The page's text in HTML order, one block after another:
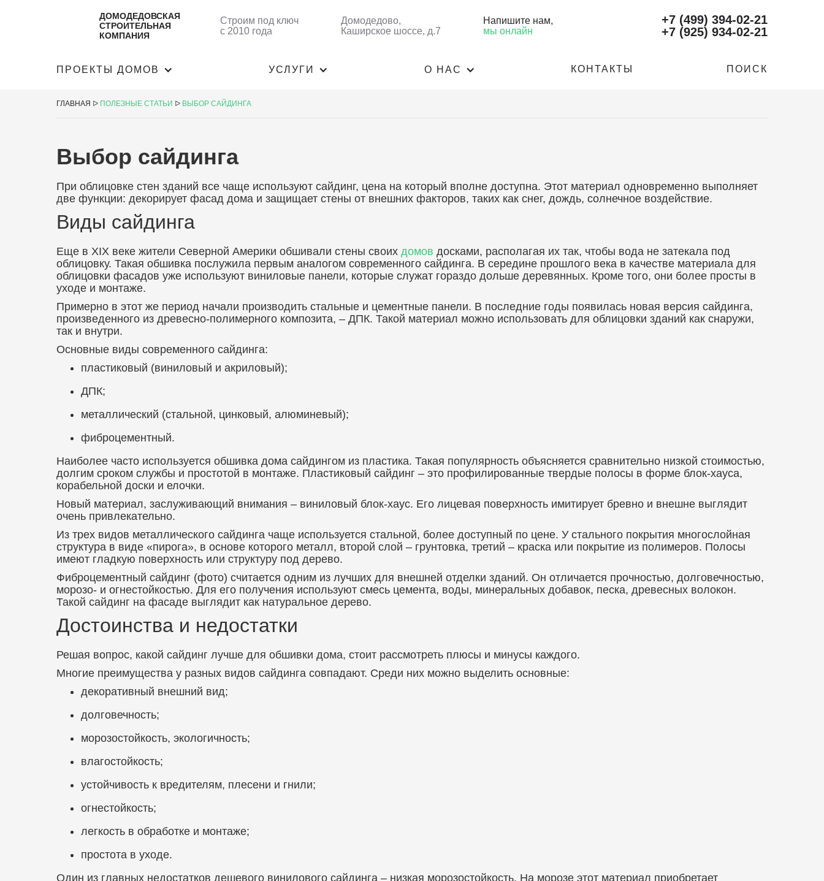
ДОМОДЕДОВСКАЯ
СТРОИТЕЛЬНАЯ
КОМПАНИЯ
Строим под ключ
с 2010 года
Домодедово,
Каширское шоссе, д.7
Напишите нам,
мы онлайн
+7 (499) 394-02-21
+7 (925) 934-02-21
ПРОЕКТЫ ДОМОВ УСЛУГИ О НАС КОНТАКТЫ ПОИСК
ГЛАВНАЯ ᐅ ПОЛЕЗНЫЕ СТАТЬИ ᐅ ВЫБОР САЙДИНГА
Выбор сайдинга
При облицовке стен зданий все чаще используют сайдинг, цена на который вполне доступна. Этот материал одновременно выполняет
две функции: декорирует фасад дома и защищает стены от внешних факторов, таких как снег, дождь, солнечное воздействие.
Виды сайдинга
Еще в XIX веке жители Северной Америки обшивали стены своих домов досками, располагая их так, чтобы вода не затекала под
облицовку. Такая обшивка послужила первым аналогом современного сайдинга. В середине прошлого века в качестве материала для
облицовки фасадов уже используют виниловые панели, которые служат гораздо дольше деревянных. Кроме того, они более просты в
уходе и монтаже.
Примерно в этот же период начали производить стальные и цементные панели. В последние годы появилась новая версия сайдинга,
произведенного из древесно-полимерного композита, – ДПК. Такой материал можно использовать для облицовки зданий как снаружи,
так и внутри.
Основные виды современного сайдинга:
пластиковый (виниловый и акриловый);
ДПК;
металлический (стальной, цинковый, алюминевый);
фиброцементный.
Наиболее часто используется обшивка дома сайдингом из пластика. Такая популярность объясняется сравнительно низкой стоимостью,
долгим сроком службы и простотой в монтаже. Пластиковый сайдинг – это профилированные твердые полосы в форме блок-хауса,
корабельной доски и елочки.
Новый материал, заслуживающий внимания – виниловый блок-хаус. Его лицевая поверхность имитирует бревно и внешне выглядит
очень привлекательно.
Из трех видов металлического сайдинга чаще используется стальной, более доступный по цене. У стального покрытия многослойная
структура в виде «пирога», в основе которого металл, второй слой – грунтовка, третий – краска или покрытие из полимеров. Полосы
имеют гладкую поверхность или структуру под дерево.
Фиброцементный сайдинг (фото) считается одним из лучших для внешней отделки зданий. Он отличается прочностью, долговечностью,
морозо- и огнестойкостью. Для его получения используют смесь цемента, воды, минеральных добавок, песка, древесных волокон.
Такой сайдинг на фасаде выглядит как натуральное дерево.
Достоинства и недостатки
Решая вопрос, какой сайдинг лучше для обшивки дома, стоит рассмотреть плюсы и минусы каждого.
Многие преимущества у разных видов сайдинга совпадают. Среди них можно выделить основные:
декоративный внешний вид;
долговечность;
морозостойкость, экологичность;
влагостойкость;
устойчивость к вредителям, плесени и гнили;
огнестойкость;
легкость в обработке и монтаже;
простота в уходе.
Один из главных недостатков дешевого винилового сайдинга – низкая морозостойкость. На морозе этот материал приобретает